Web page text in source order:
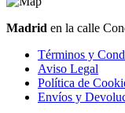
Madrid en la calle
Términos y
Aviso Legal
Política de
Envíos y